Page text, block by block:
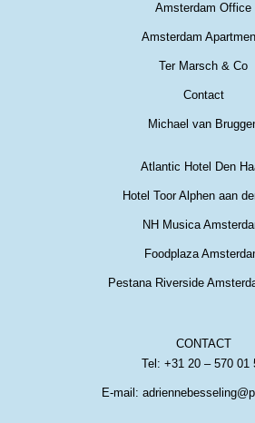
Amsterdam Office
Amsterdam
Ter Marsch & Co
Contact
Michael van
Atlantic Hotel Den
Hotel Toor Alphen aan
NH Musica
Foodplaza
Pestana Riverside
CONTACT
Tel: +31 20 – 570 01
E-mail: